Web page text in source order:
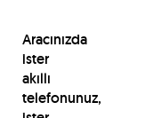
Aracınızda
ister
akıllı
telefonunuz,